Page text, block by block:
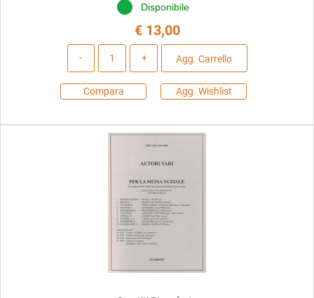
Disponibile
€ 13,00
Agg. Carrello
Compara Agg. Wishlist